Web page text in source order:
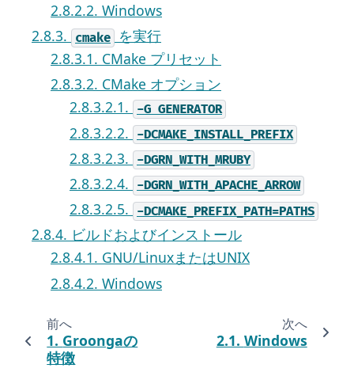
2.8.2.2. Windows
2.8.3.
cmake
を実行
2.8.3.1. CMake プリセット
2.8.3.2. CMake オプション
2.8.3.2.1.
-G GENERATOR
2.8.3.2.2. -DCMAKE_INSTALL_PREFIX
2.8.3.2.3. -DGRN_WITH_MRUBY
2.8.3.2.4. -DGRN_WITH_APACHE_ARROW
2.8.3.2.5. -DCMAKE_PREFIX_PATH=PATHS
2.8.4. ビルドおよびインストール
2.8.4.1. GNU/LinuxまたはUNIX
2.8.4.2. Windows
前へ
1. Groongaの
特徴
次へ
2.1. Windows